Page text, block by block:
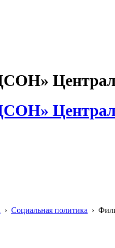
› Социальная политика ›